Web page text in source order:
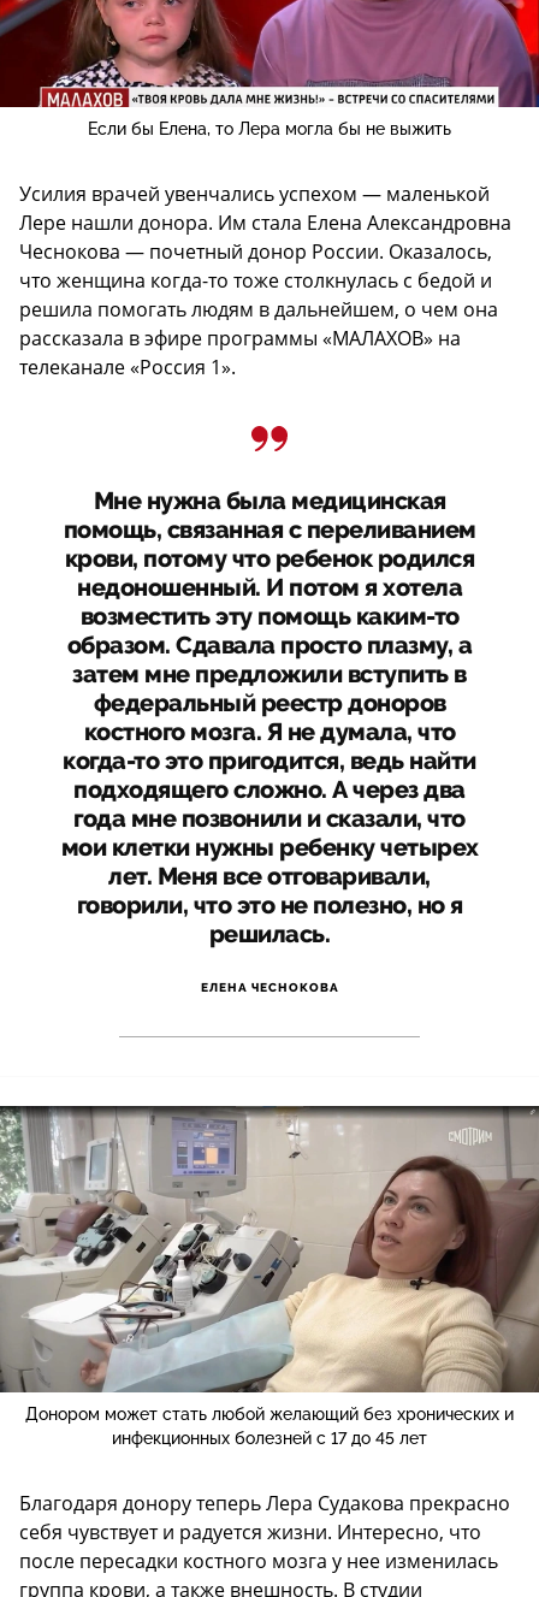
Если бы Елена, то Лера могла бы не выжить
Усилия врачей увенчались успехом — маленькой
Лере нашли донора. Им стала Елена Александровна
Чеснокова — почетный донор России. Оказалось,
что женщина когда-то тоже столкнулась с бедой и
решила помогать людям в дальнейшем, о чем она
рассказала в эфире программы «МАЛАХОВ» на
телеканале «Россия 1».
Мне нужна была медицинская
помощь, связанная с переливанием
крови, потому что ребенок родился
недоношенный. И потом я хотела
возместить эту помощь каким-то
образом. Сдавала просто плазму, а
затем мне предложили вступить в
федеральный реестр доноров
костного мозга. Я не думала, что
когда-то это пригодится, ведь найти
подходящего сложно. А через два
года мне позвонили и сказали, что
мои клетки нужны ребенку четырех
лет. Меня все отговаривали,
говорили, что это не полезно, но я
решилась.
ЕЛЕНА ЧЕСНОКОВА
Донором может стать любой желающий без хронических и
инфекционных болезней с 17 до 45 лет
Благодаря донору теперь Лера Судакова прекрасно
себя чувствует и радуется жизни. Интересно, что
после пересадки костного мозга у нее изменилась
группа крови, а также внешность. В студии